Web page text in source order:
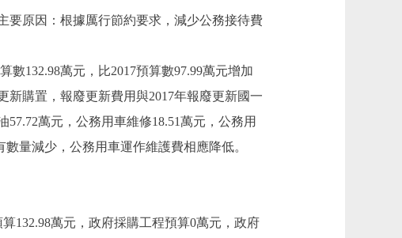
原因：根據厲行節約要求，減少公務接待費
132.98萬元，比2017預算數97.99萬元增加
購置，報廢更新費用與2017年報廢更新國一
萬元，公務用車維修18.51萬元，公務用
量減少，公務用車運作維護費相應降低。
132.98萬元，政府採購工程預算0萬元，政府